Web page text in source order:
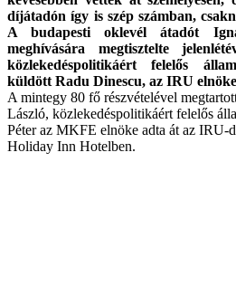
díjátadón így is szép számban,
A budapesti oklevél átadót
meghívására megtisztelte
közlekedéspolitikáért felelős
küldött Radu Dinescu, az IRU
A mintegy 80 fő részvételével
László, közlekedéspolitikáért felelős
Péter az MKFE elnöke adta át az IRU-
Holiday Inn Hotelben.